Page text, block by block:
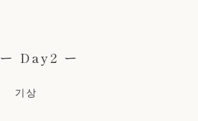
ー Day2 ー
기상